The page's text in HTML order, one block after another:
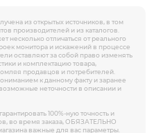
из открытых источников, в том
производителей и из каталогов.
несколько отличаться от реального
монитора и искажений в процессе
оставляют за собой право изменять
и комплектацию товара,
продавцов и потребителей.
к данному факту и заранее
неточности в описании и
100%-ную точность и
во время заказа, ОБЯЗАТЕЛЬНО
важные для вас параметры.